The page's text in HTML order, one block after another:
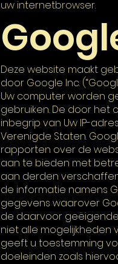
uw internetbrowser.
Deze website maakt
door Google Inc.
Uw computer worden
gebruiken. De door het
inbegrip van Uw IP-
Verenigde Staten.
rapporten over de
aan te bieden met
aan derden
de informatie namens
gegevens waarover
de daarvoor geëigende
niet alle mogelijkheden
geeft u toestemming
doeleinden zoals